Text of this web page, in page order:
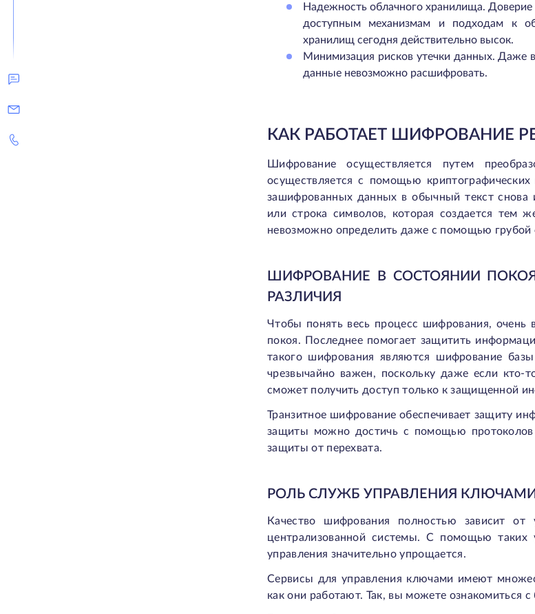
Надежность облачного хранилища.
доступным механизмам и подходам к
хранилищ сегодня действительно высок.
Минимизация рисков утечки данных. Даже
данные невозможно расшифровать.
КАК РАБОТАЕТ ШИФРОВАНИЕ
Шифрование осуществляется путем
осуществляется с помощью
зашифрованных данных в обычный текст снова
или строка символов, которая создается тем
невозможно определить даже с помощью грубой
ШИФРОВАНИЕ В СОСТОЯНИИ
РАЗЛИЧИЯ
Чтобы понять весь процесс шифрования,
покоя. Последнее помогает защитить
такого шифрования являются шифрование
чрезвычайно важен, поскольку даже если кто-
сможет получить доступ только к защищенной
Транзитное шифрование обеспечивает защиту
защиты можно достичь с помощью протоколов
защиты от перехвата.
РОЛЬ СЛУЖБ УПРАВЛЕНИЯ
Качество шифрования полностью зависит
централизованной системы. С помощью таких
управления значительно упрощается.
Сервисы для управления ключами имеют
как они работают. Так, вы можете ознакомиться